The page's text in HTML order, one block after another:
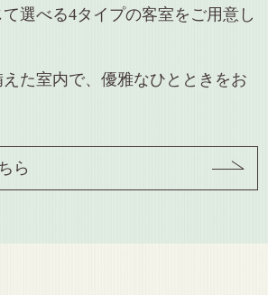
選べる4タイプの客室をご用意し
た室内で、優雅なひとときをお
ら